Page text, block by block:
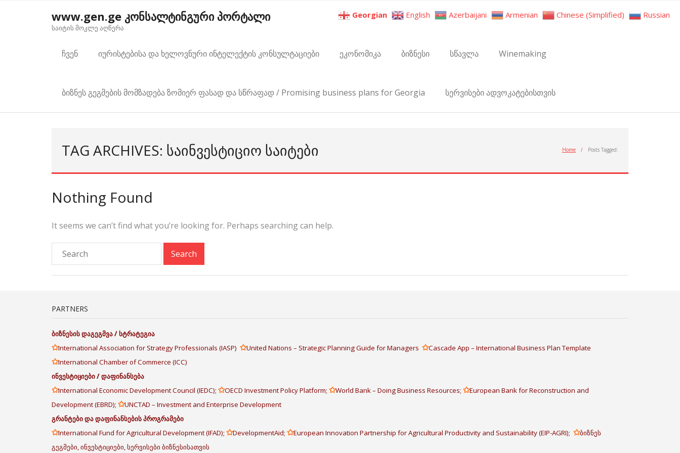
www.gen.ge კონსალტინგური პორტალი
საიტის მოკლე აღწერა
ჩვენ იურისტებისა და ხელოვნური ინტელექტის კონსულტაციები ეკონომიკა ბიზნესი სწავლა Winemaking
ბიზნეს გეგმების მომზადება ზომიერ ფასად და სწრაფად / Promising business plans for Georgia სერვისები ადვოკატებისთვის
TAG ARCHIVES: ᲡᲐᲘᲜᲕᲔᲡᲢᲘᲪᲘᲝ ᲡᲐᲘᲢᲔᲑᲘ Home / Posts Tagged:
Nothing Found
It seems we can’t find what you’re looking for. Perhaps searching can help.
PARTNERS
ბიზნესისდაგეგმვა/სტრატეგია
✩International Association for Strategy Professionals (IASP) ✩United Nations – Strategic Planning Guide for Managers ✩Cascade App – International Business Plan Template
✩International Chamber of Commerce (ICC)
ინვესტიციები/დაფინანსება
✩International Economic Development Council (IEDC); ✩OECD Investment Policy Platform; ✩World Bank – Doing Business Resources; ✩European Bank for Reconstruction and
Development (EBRD); ✩UNCTAD – Investment and Enterprise Development
გრანტებიდადაფინანსებისპროგრამები
✩International Fund for Agricultural Development (IFAD); ✩DevelopmentAid; ✩European Innovation Partnership for Agricultural Productivity and Sustainability (EIP-AGRI); ✩ბიზნეს
გეგმები, ინვესტიციები, სერვისები ბიზნესისათვის
Georgian English Azerbaijani Armenian Chinese (Simplified) Russian